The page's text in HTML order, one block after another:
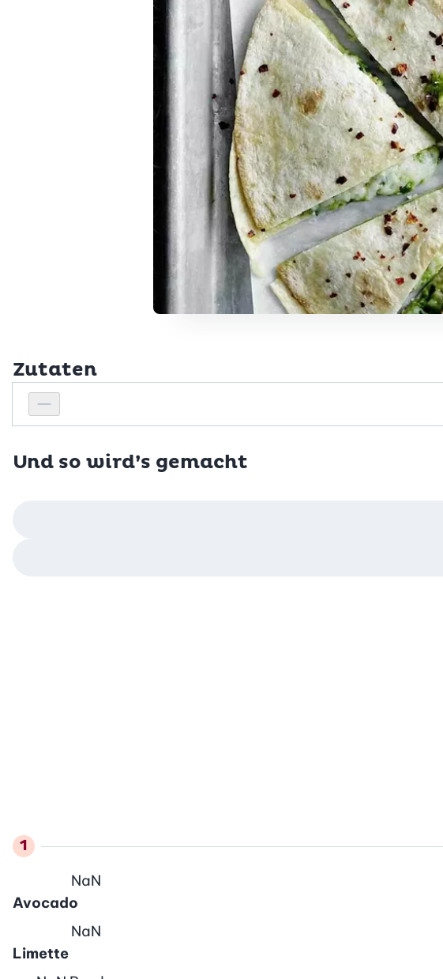
Zutaten
Personenanzahl verringern
Personenanzahl
Und so wird’s gemacht
Avocado
NaN
Limette
NaN